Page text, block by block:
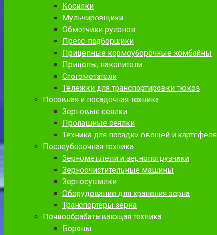
Косилки
Мульчировщики
Обмотчики рулонов
Пресс-подборщики
Прицепные кормоуборочные комбайны
Прицепы, накопители
Стогометатели
Тележки для транспортировки тюков
Посевная и посадочная техника
Зерновые сеялки
Пропашные сеялки
Техника для посадки овощей и картофеля
Послеуборочная техника
Зернометатели и зернопогрузчики
Зерноочистительные машины
Зерносушилки
Оборудование для хранения зерна
Транспортеры зерна
Почвообрабатывающая техника
Бороны